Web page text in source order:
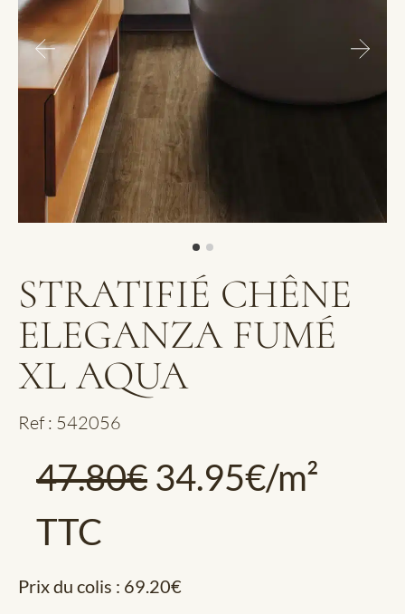
STRATIFIÉ CHÊNE
ELEGANZA FUMÉ
XL AQUA
Ref : 542056
47.80€ 34.95€/m²
TTC
Prix du colis : 69.20€